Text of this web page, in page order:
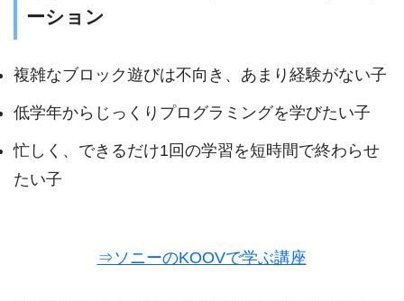
ーション
複雑なブロック遊びは不向き、あまり経験がない子
低学年からじっくりプログラミングを学びたい子
忙しく、できるだけ1回の学習を短時間で終わらせ
たい子
⇒ソニーのKOOVで学ぶ講座